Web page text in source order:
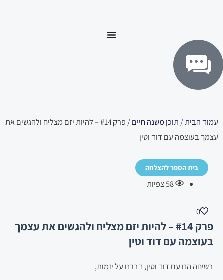
עמוד הבית/ תוכן משנה חיים
/ פרק #14 – להיות יזם מצליח ולהגשים את
עצמך בעוצמה עם דוד וטין
בית הספר להצלחה
58צפיות
0
פרק #14 – להיות יזם מצליח ולהגשים את עצמך
בעוצמה עם דוד וטין
בשיחה הזו עם דוד וטין, דברנו על יזמות,